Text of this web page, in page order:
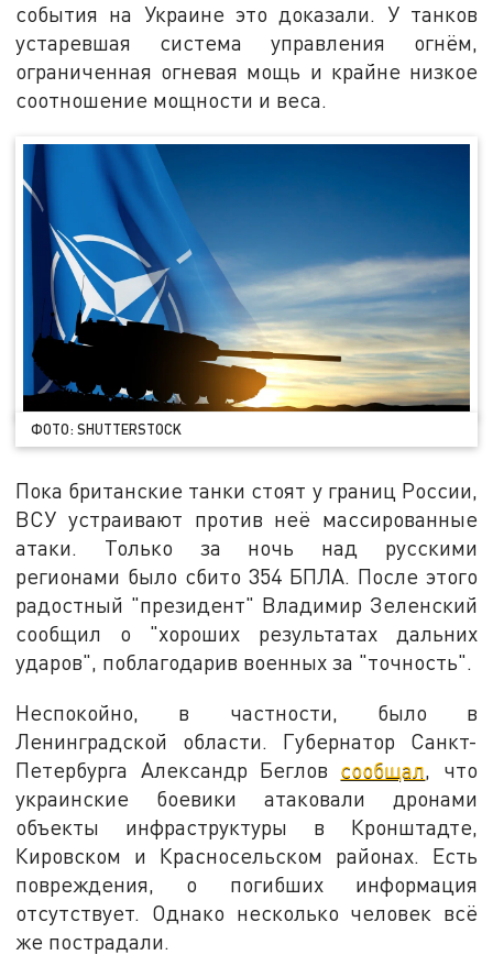
события на Украине это доказали. У танков
устаревшая система управления огнём,
ограниченная огневая мощь и крайне низкое
соотношение мощности и веса.
ФОТО: SHUTTERSTOCK
Пока британские танки стоят у границ России,
ВСУ устраивают против неё массированные
атаки. Только за ночь над русскими
регионами было сбито 354 БПЛА. После этого
радостный "президент" Владимир Зеленский
сообщил о "хороших результатах дальних
ударов", поблагодарив военных за "точность".
Неспокойно, в частности, было в
Ленинградской области. Губернатор Санкт-
Петербурга Александр Беглов сообщал , что
украинские боевики атаковали дронами
объекты инфраструктуры в Кронштадте,
Кировском и Красносельском районах. Есть
повреждения, о погибших информация
отсутствует. Однако несколько человек всё
же пострадали.